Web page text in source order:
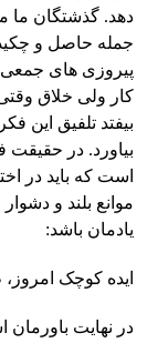
دهد. گذشتگان ما
جمله حاصل و
پیروزی های
کار ولی خلاق
بیفتد تلفیق این
بیاورد. در حقیقت
است که باید در
موانع بلند و
یادمان باشد:
ایده کوچک
در نهایت